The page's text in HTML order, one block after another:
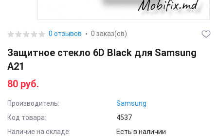
0 отзывов 0 заказ(ов)
Защитное стекло 6D Black для Samsung
A21
80 руб.
Производитель:
Samsung
Код товара:
4537
Наличие на складе:
Есть в наличии